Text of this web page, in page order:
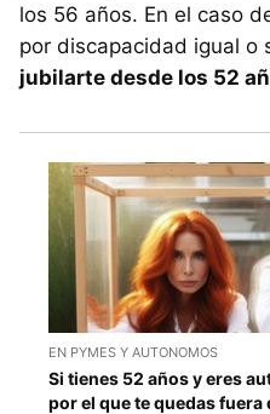
los 56 años. En el caso
por discapacidad igual o
jubilarte desde los 52
EN PYMES Y AUTONOMOS
Si tienes 52 años y eres
por el que te quedas